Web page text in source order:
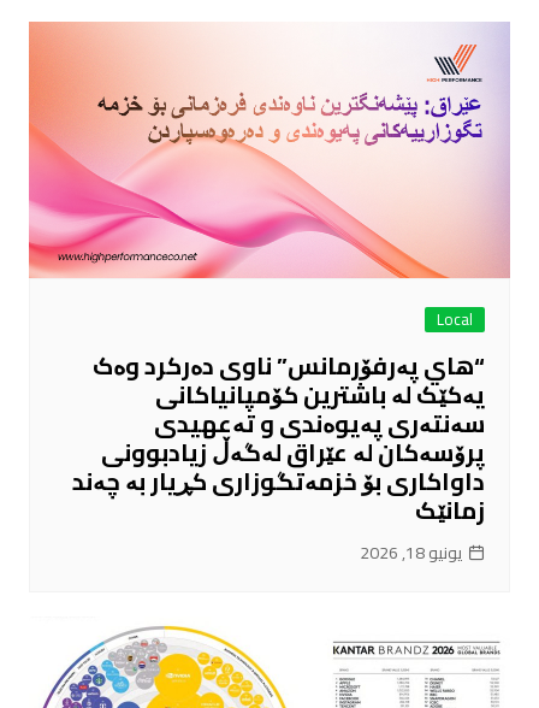
Local
“هاي پەرفۆرمانس” ناوی دەرکرد وەک
یەکێک لە باشترین کۆمپانیاکانی
سەنتەری پەیوەندی و تەعهیدی
پرۆسەکان لە عێراق لەگەڵ زیادبوونی
داواکاری بۆ خزمەتگوزاری کڕیار بە چەند
زمانێک
يونيو 18, 2026